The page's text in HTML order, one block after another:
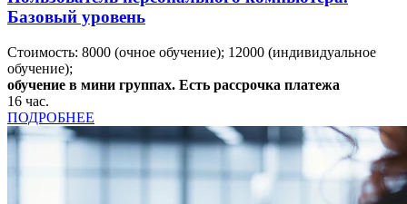
Базовый уровень
Стоимость: 8000 (очное обучение); 12000 (индивидуальное
обучение);
обучение в мини группах. Есть рассрочка платежа
16 час.
ПОДРОБНЕЕ